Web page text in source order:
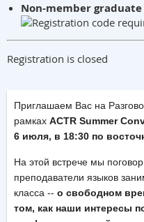
Non-member
Registration is closed
Приглашаем Вас на
рамках ACTR Summer
6 июля, в 18:30 по
На этой встрече мы
преподаватели языков
класса -- о свободном
том, как наши интересы